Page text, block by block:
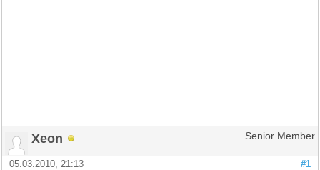
Xeon Senior Member
#1
05.03.2010, 21:13